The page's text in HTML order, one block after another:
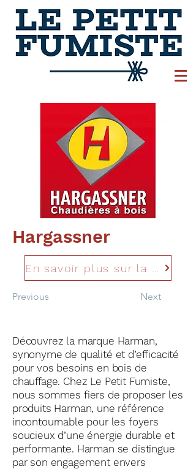
Hargassner
Previous Next
Découvrez la marque Harman,
synonyme de qualité et d’efficacité
pour vos besoins en bois de
chauffage. Chez Le Petit Fumiste,
nous sommes fiers de proposer les
produits Harman, une référence
incontournable pour les foyers
soucieux d’une énergie durable et
performante. Harman se distingue
par son engagement envers